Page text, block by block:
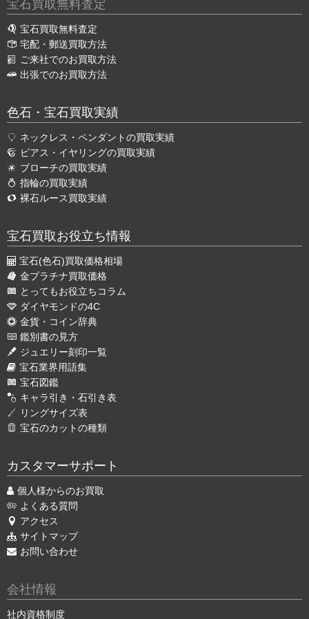
宝石買取無料査定
宝石買取無料査定
宅配・郵送買取方法
ご来社でのお買取方法
出張でのお買取方法
色石・宝石買取実績
ネックレス・ペンダントの買取実績
ピアス・イヤリングの買取実績
ブローチの買取実績
指輪の買取実績
裸石ルース買取実績
宝石買取お役立ち情報
宝石(色石)買取価格相場
金プラチナ買取価格
とってもお役立ちコラム
ダイヤモンドの4C
金貨・コイン辞典
鑑別書の見方
ジュエリー刻印一覧
宝石業界用語集
宝石図鑑
キャラ引き・石引き表
リングサイズ表
宝石のカットの種類
カスタマーサポート
個人様からのお買取
よくある質問
アクセス
サイトマップ
お問い合わせ
会社情報
社内資格制度